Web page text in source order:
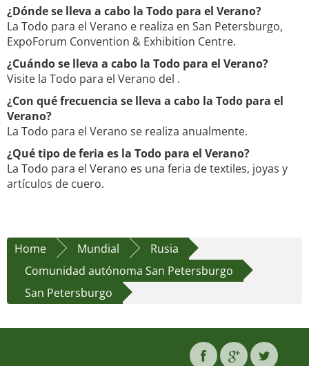
¿Dónde se lleva a cabo la Todo para el Verano?
La Todo para el Verano e realiza en San Petersburgo,
ExpoForum Convention & Exhibition Centre.
¿Cuándo se lleva a cabo la Todo para el Verano?
Visite la Todo para el Verano del .
¿Con qué frecuencia se lleva a cabo la Todo para el
Verano?
La Todo para el Verano se realiza anualmente.
¿Qué tipo de feria es la Todo para el Verano?
La Todo para el Verano es una feria de textiles, joyas y
artículos de cuero.
Home Mundial
Rusia
Comunidad autónoma San Petersburgo
San Petersburgo